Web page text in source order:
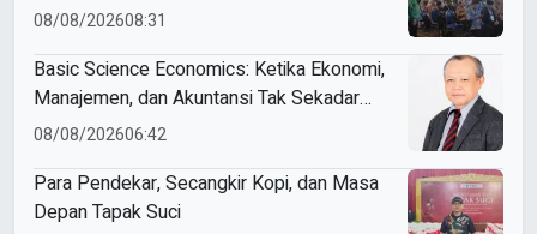
08/08/202608:31
Basic Science Economics: Ketika Ekonomi,
Manajemen, dan Akuntansi Tak Sekadar
Bicara Angka
08/08/202606:42
Para Pendekar, Secangkir Kopi, dan Masa
Depan Tapak Suci